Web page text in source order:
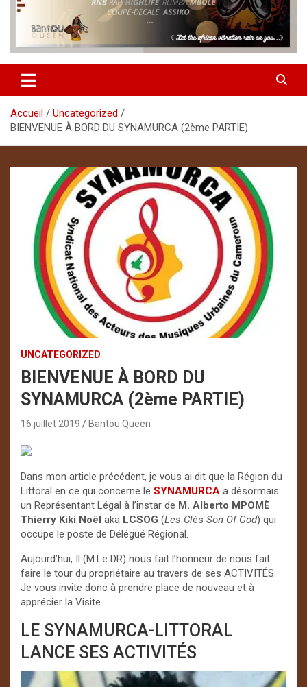
Accueil
Uncategorized
BIENVENUE À BORD DU SYNAMURCA (2ème PARTIE)
UNCATEGORIZED
BIENVENUE À BORD DU
SYNAMURCA (2ème PARTIE)
16 juillet 2019 Bantou Queen
Dans mon article précédent, je vous ai dit que la Région du
Littoral en ce qui concerne le SYNAMURCA a désormais
un Représentant Légal à l’instar de M. Alberto MPOMÈ
Thierry Kiki Noël aka LCSOG (Les Clés Son Of God) qui
occupe le poste de Délégué Régional.
Aujourd’hui, Il (M.Le DR) nous fait l’honneur de nous fait
faire le tour du propriétaire au travers de ses ACTIVITÉS.
Je vous invite donc à prendre place de nouveau et à
apprécier la Visite.
LE SYNAMURCA-LITTORAL
LANCE SES ACTIVITÉS